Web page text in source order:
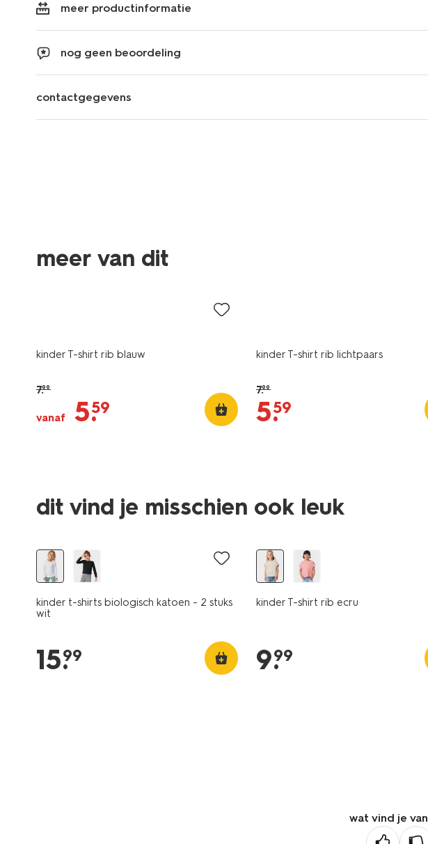
meer productinformatie
nog geen beoordeling
contactgegevens
meer van dit
kinder T-shirt rib blauw
7.99
vanaf 5.
59
kinder T-shirt rib lichtpaars
7.99
5.
59
dit vind je misschien ook leuk
kinder t-shirts biologisch katoen - 2 stuks
wit
15.
99
kinder T-shirt rib ecru
9.
99
wat vind je